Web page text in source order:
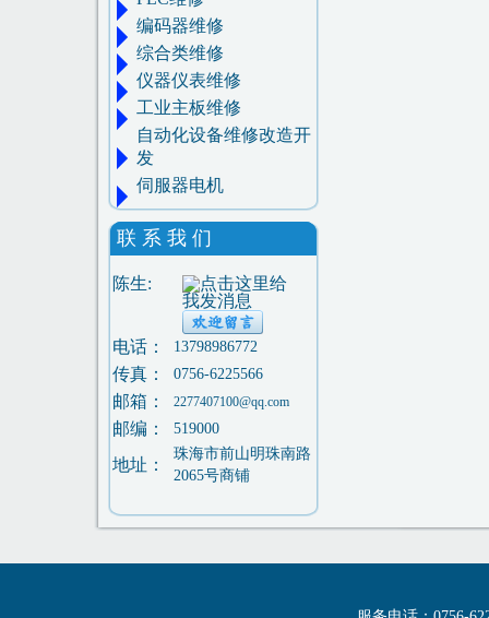
编码器维修
综合类维修
仪器仪表维修
工业主板维修
自动化设备维修改造开
发
伺服器电机
联 系 我 们
陈生:
电话： 13798986772
传真： 0756-6225566
邮箱： 2277407100@qq.com
邮编： 519000
地址：
珠海市前山明珠南路
2065号商铺